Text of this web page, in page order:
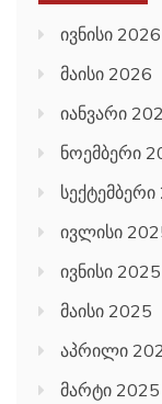
ივნისი 2026
მაისი 2026
იანვარი
ნოემბერი
ივლისი
ივნისი 2025
მაისი 2025
აპრილი
მარტი 2025